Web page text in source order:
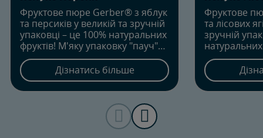
Фруктове пюре Gerber® з яблук
та персиків у великій та зручній
упаковці – це 100% натуральних
фруктів! М'яку упаковку "пауч"
легко брати на прогулянку, в
подорож чи в гості. До того ж,
вона сприяє розвитку навичок
самостійності у малюка
Дізнатись більше
Фруктове
та лісових
зручній
упаковку
гості. До
розвитку